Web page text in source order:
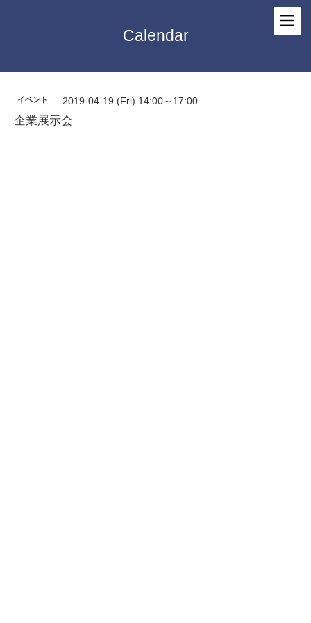
Calendar
イベント 2019-04-19 (Fri) 14:00～17:00
企業展示会